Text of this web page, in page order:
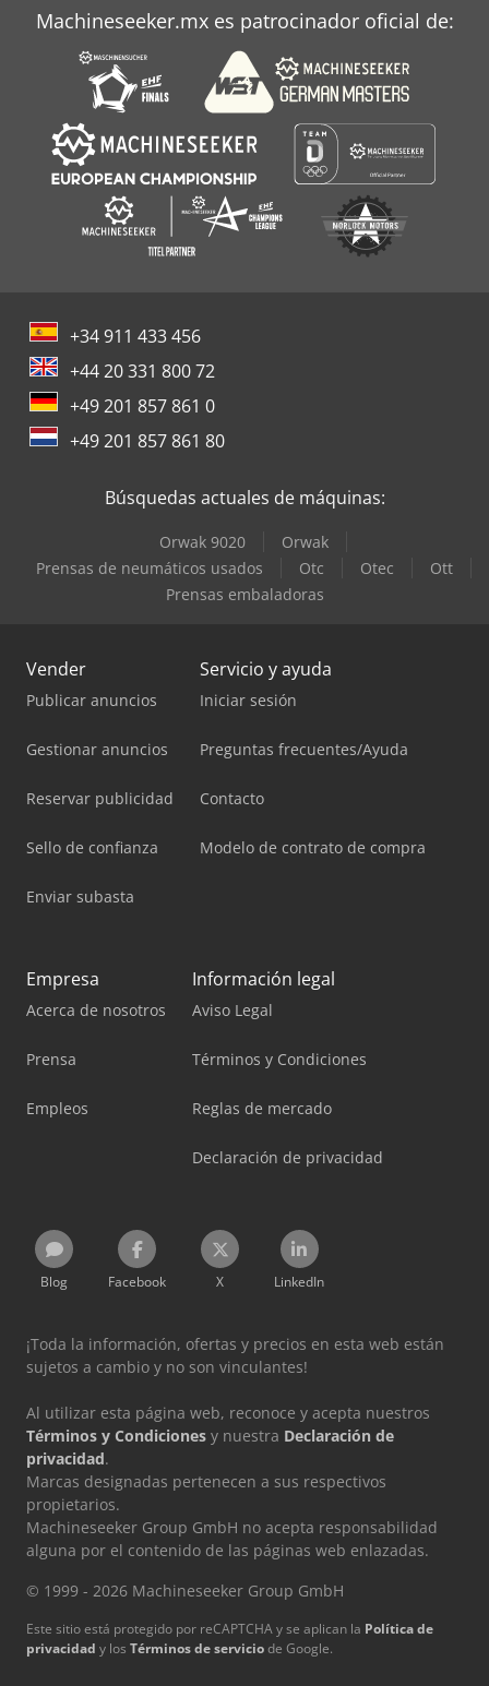
Machineseeker.mx es patrocinador oficial de:
+34 911 433 456
+44 20 331 800 72
+49 201 857 861 0
+49 201 857 861 80
Búsquedas actuales de máquinas:
Orwak 9020
Orwak
Prensas de neumáticos usados
Otc Otec
Ott
Prensas embaladoras
Vender
Publicar anuncios
Gestionar anuncios
Reservar publicidad
Sello de confianza
Enviar subasta
Servicio y ayuda
Iniciar sesión
Preguntas frecuentes/Ayuda
Contacto
Modelo de contrato de compra
Empresa
Acerca de nosotros
Prensa
Empleos
Información legal
Aviso Legal
Términos y Condiciones
Reglas de mercado
Declaración de privacidad
Blog Facebook X LinkedIn
¡Toda la información, ofertas y precios en esta web están
sujetos a cambio y no son vinculantes!
Al utilizar esta página web, reconoce y acepta nuestros
Términos y Condiciones y nuestra Declaración de
privacidad.
Marcas designadas pertenecen a sus respectivos
propietarios.
Machineseeker Group GmbH no acepta responsabilidad
alguna por el contenido de las páginas web enlazadas.
© 1999 - 2026 Machineseeker Group GmbH
Este sitio está protegido por reCAPTCHA y se aplican la Política de
privacidad y los Términos de serviciode Google.